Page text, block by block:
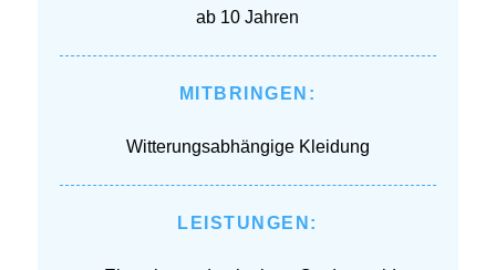
ab 10 Jahren
MITBRINGEN:
Witterungsabhängige Kleidung
LEISTUNGEN: